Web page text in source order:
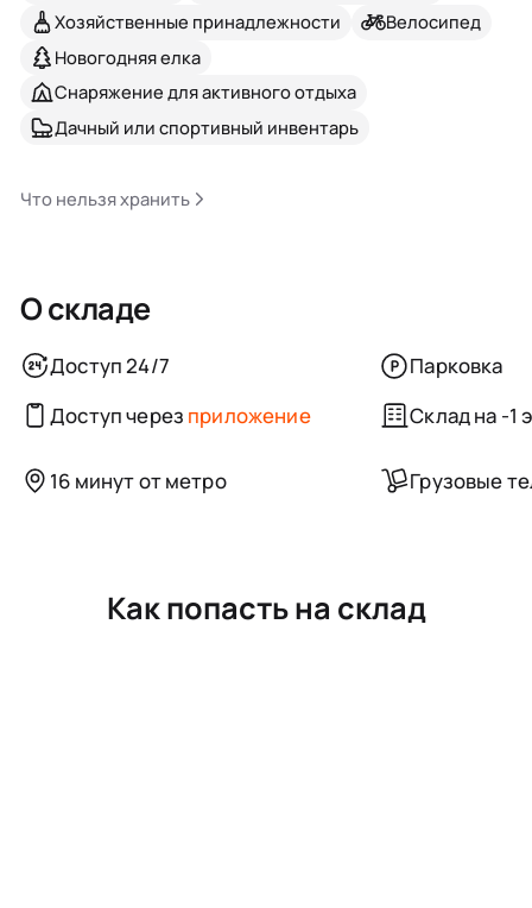
Хозяйственные принадлежности
Велосипед
Новогодняя елка
Снаряжение для активного отдыха
Дачный или спортивный инвентарь
Что нельзя хранить
О складе
Доступ 24/7
Парковка
Доступ через приложение Склад на -1
16 минут от метро Грузовые
Как попасть на склад